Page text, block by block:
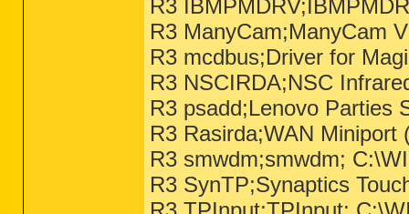
R3
R3 ManyCam;ManyCam
R3 mcdbus;Driver for
R3 NSCIRDA;NSC
R3 psadd;Lenovo Parties
R3 Rasirda;WAN
R3 smwdm;smwdm;
R3 SynTP;Synaptics